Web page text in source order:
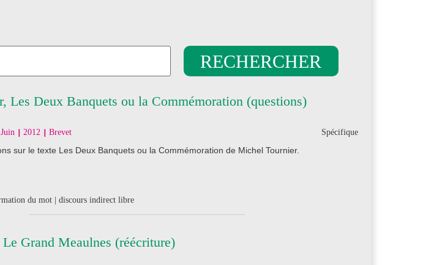
Les Deux Banquets ou la Commémoration (questions)
Spécifique
Juin 2012 Brevet
sur le texte Les Deux Banquets ou la Commémoration de Michel Tournier.
du mot | discours indirect libre
Grand Meaulnes (réécriture)